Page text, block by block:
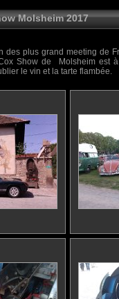
Molsheim 2017
des plus grand meeting de
Show de Molsheim est
le vin et la tarte flambée.